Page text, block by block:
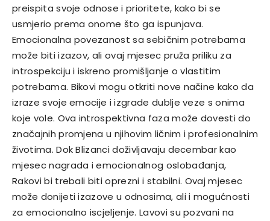
preispita svoje odnose i prioritete, kako bi se
usmjerio prema onome što ga ispunjava.
Emocionalna povezanost sa sebičnim potrebama
može biti izazov, ali ovaj mjesec pruža priliku za
introspekciju i iskreno promišljanje o vlastitim
potrebama. Bikovi mogu otkriti nove načine kako da
izraze svoje emocije i izgrade dublje veze s onima
koje vole. Ova introspektivna faza može dovesti do
značajnih promjena u njihovim ličnim i profesionalnim
životima. Dok Blizanci doživljavaju decembar kao
mjesec nagrada i emocionalnog oslobađanja,
Rakovi bi trebali biti oprezni i stabilni. Ovaj mjesec
može donijeti izazove u odnosima, ali i mogućnosti
za emocionalno iscjeljenje. Lavovi su pozvani na